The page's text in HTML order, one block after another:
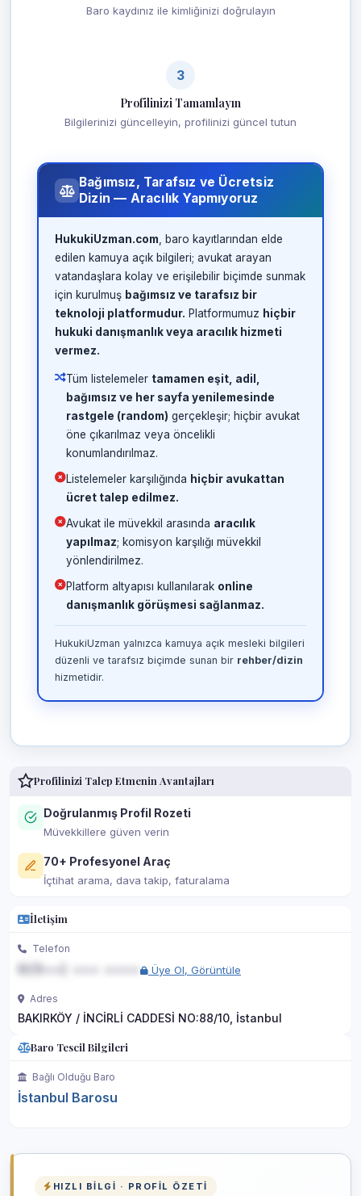
Baro kaydınız ile kimliğinizi doğrulayın
3
Profilinizi Tamamlayın
Bilgilerinizi güncelleyin, profilinizi güncel tutun
Bağımsız, Tarafsız ve Ücretsiz
Dizin — Aracılık Yapmıyoruz
HukukiUzman.com , baro kayıtlarından elde
edilen kamuya açık bilgileri; avukat arayan
vatandaşlara kolay ve erişilebilir biçimde sunmak
için kurulmuş bağımsız ve tarafsız bir
teknoloji platformudur. Platformumuz hiçbir
hukuki danışmanlık veya aracılık hizmeti
vermez.
Tüm listelemeler tamamen eşit, adil,
bağımsız ve her sayfa yenilemesinde
rastgele (random) gerçekleşir; hiçbir avukat
öne çıkarılmaz veya öncelikli
konumlandırılmaz.
Listelemeler karşılığında hiçbir avukattan
ücret talep edilmez.
Avukat ile müvekkil arasında aracılık
yapılmaz; komisyon karşılığı müvekkil
yönlendirilmez.
Platform altyapısı kullanılarak online
danışmanlık görüşmesi sağlanmaz.
HukukiUzman yalnızca kamuya açık mesleki bilgileri
düzenli ve tarafsız biçimde sunan bir rehber/dizin
hizmetidir.
Profilinizi Talep Etmenin Avantajları
Doğrulanmış Profil Rozeti
Müvekkillere güven verin
70+ Profesyonel Araç
İçtihat arama, dava takip, faturalama
İletişim
Telefon
Üye Ol, Görüntüle
Adres
BAKIRKÖY / İNCİRLİ CADDESİ NO:88/10, İstanbul
Baro Tescil Bilgileri
Bağlı Olduğu Baro
İstanbul Barosu
HIZLI BILGI · PROFIL ÖZETI